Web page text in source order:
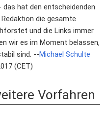
das hat den entscheidenden
die gesamte
und die Links immer
wir es im Moment belassen,
sind. --Michael Schulte
(CET)
Vorfahren